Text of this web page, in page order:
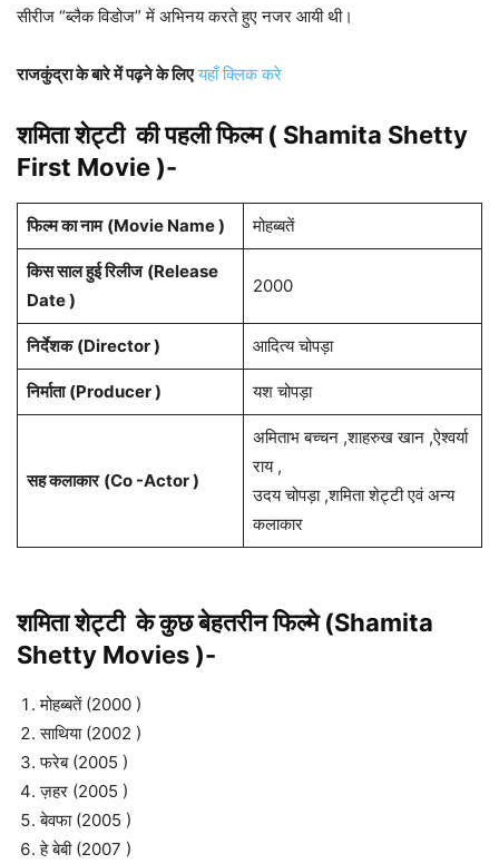
सीरीज “ब्लैक विडोज” में अभिनय करते हुए नजर आयी थी।
राजकुंद्रा के बारे में पढ़ने के लिए यहाँ क्लिक करे
शमिता शेट्टी की पहली फिल्म ( Shamita Shetty
First Movie )-
फिल्म का नाम (Movie Name ) मोहब्बतें
किस साल हुई रिलीज (Release
Date )
2000
निर्देशक (Director ) आदित्य चोपड़ा
निर्माता (Producer ) यश चोपड़ा
सह कलाकार (Co -Actor )
अमिताभ बच्चन ,शाहरुख खान ,ऐश्वर्या
राय ,
उदय चोपड़ा ,शमिता शेट्टी एवं अन्य
कलाकार
शमिता शेट्टी के कुछ बेहतरीन फिल्मे (Shamita
Shetty Movies )-
मोहब्बतें (2000 )
साथिया (2002 )
फरेब (2005 )
ज़हर (2005 )
बेवफा (2005 )
हे बेबी (2007 )